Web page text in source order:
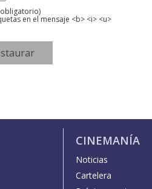
en el mensaje <b> <i> <u>
CINEMANÍA
Noticias
Cartelera